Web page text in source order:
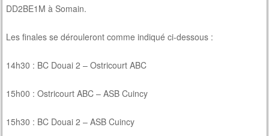
DD2BE1M à Somain.
Les finales se dérouleront comme indiqué ci-dessous :
14h30 : BC Douai 2 – Ostricourt ABC
15h00 : Ostricourt ABC – ASB Cuincy
15h30 : BC Douai 2 – ASB Cuincy